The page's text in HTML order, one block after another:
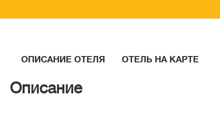
ОПИСАНИЕ ОТЕЛЯ ОТЕЛЬ НА КАРТЕ
Описание